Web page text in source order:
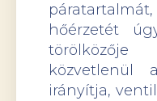
hőérzetét
közvetlenül
irányítja,